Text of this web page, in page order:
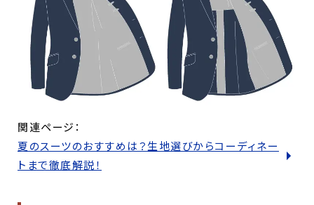
関連ページ：
夏のスーツのおすすめは？生地選びからコーディネー
トまで徹底解説！